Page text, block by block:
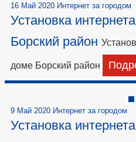
16 Май 2020 Интернет за городом
Установка
Борский район
доме Борский район
9 Май 2020 Интернет за городом
Установка